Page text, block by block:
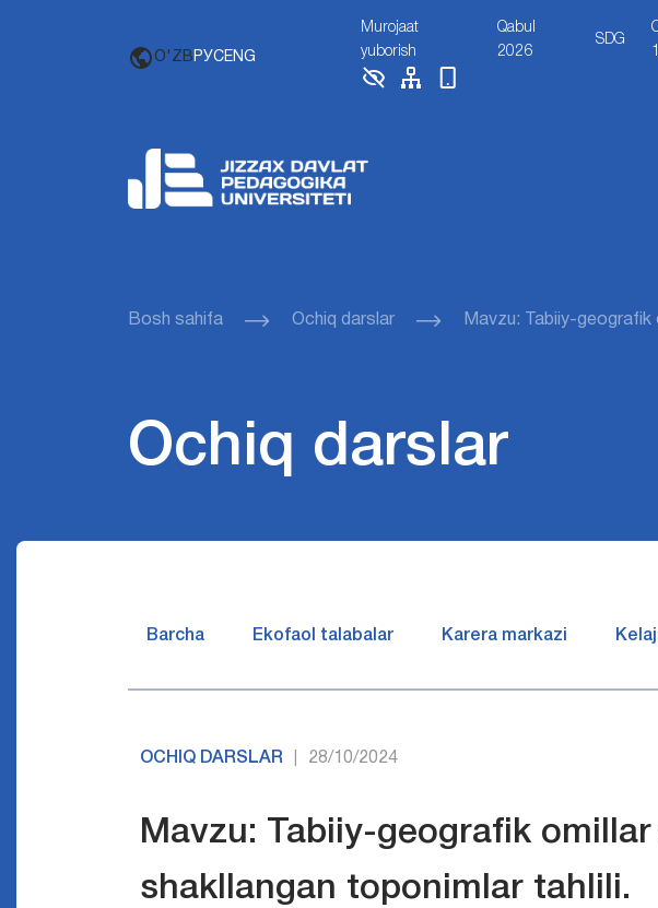
O'ZB РУСENG
Murojaat
yuborish
Qabul
2026
SDG
Bosh sahifa Ochiq darslar Mavzu: Tabiiy-geografik
Ochiq darslar
Barcha Ekofaol talabalar Karera markazi
OCHIQ DARSLAR 28/10/2024
Mavzu: Tabiiy-geografik
shakllangan toponimlar tahlili.